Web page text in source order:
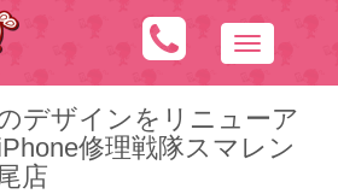
N
a
v
デザインをリニューア
修理戦隊スマレン
店